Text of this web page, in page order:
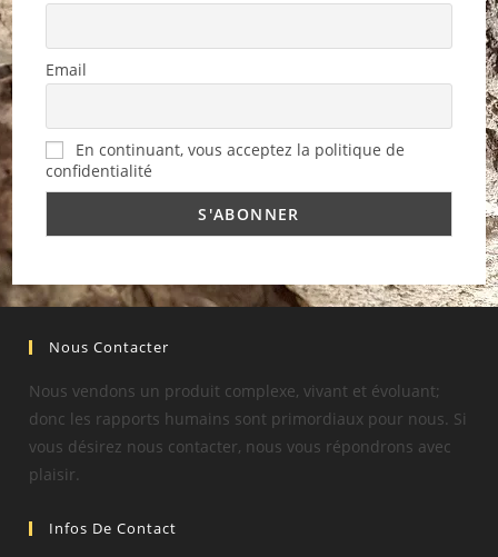
Email
En continuant, vous acceptez la politique de
confidentialité
Nous Contacter
Nous vendons un produit complexe, vivant et évoluant;
donc les rapports humains sont primordiaux pour nous. Si
vous désirez nous contacter, nous vous répondrons avec
plaisir.
Infos De Contact